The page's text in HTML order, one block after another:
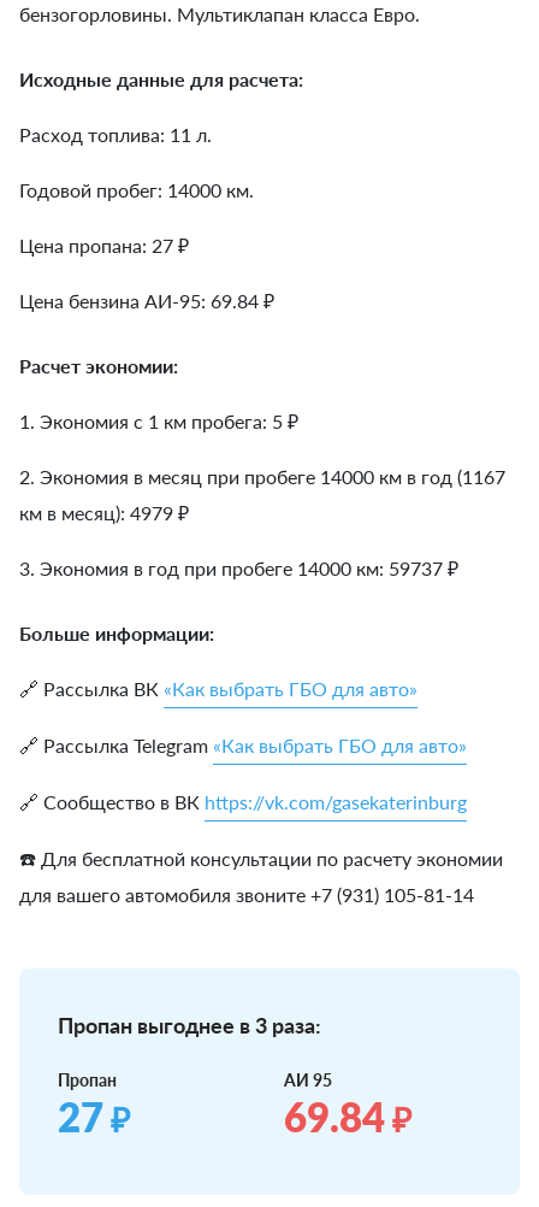
бензогорловины. Мультиклапан класса Евро.
Исходные данные для расчета:
Расход топлива: 11 л.
Годовой пробег: 14000 км.
Цена пропана: 27 ₽
Цена бензина АИ-95: 69.84 ₽
Расчет экономии:
1. Экономия с 1 км пробега: 5 ₽
2. Экономия в месяц при пробеге 14000 км в год (1167
км в месяц): 4979 ₽
3. Экономия в год при пробеге 14000 км: 59737 ₽
Больше информации:
🔗 Рассылка ВК «Как выбрать ГБО для авто»
🔗 Рассылка Telegram «Как выбрать ГБО для авто»
🔗 Сообщество в ВК https://vk.com/gasekaterinburg
☎️ Для бесплатной консультации по расчету экономии
для вашего автомобиля звоните +7 (931) 105-81-14
Пропан выгоднее в 3 раза:
Пропан
27₽
АИ 95
69.84₽